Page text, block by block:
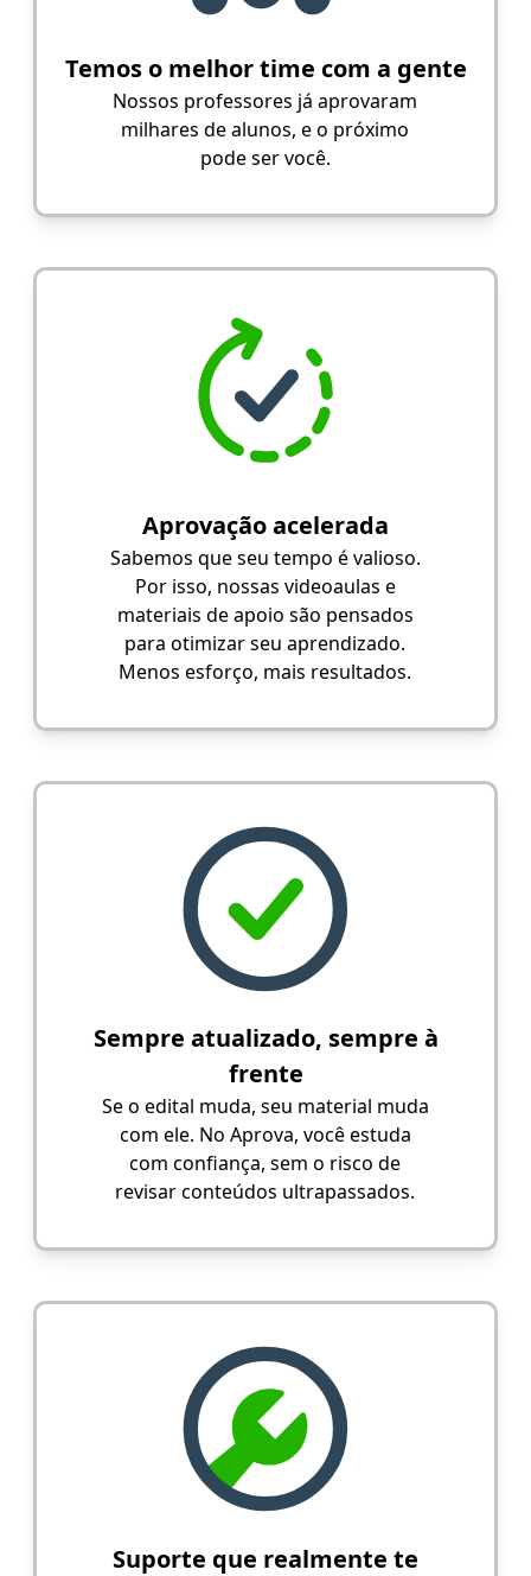
Temos o melhor time com a gente
Nossos professores já aprovaram
milhares de alunos, e o próximo
pode ser você.
Aprovação acelerada
Sabemos que seu tempo é valioso.
Por isso, nossas videoaulas e
materiais de apoio são pensados
para otimizar seu aprendizado.
Menos esforço, mais resultados.
Sempre atualizado, sempre à
frente
Se o edital muda, seu material muda
com ele. No Aprova, você estuda
com confiança, sem o risco de
revisar conteúdos ultrapassados.
Suporte que realmente te